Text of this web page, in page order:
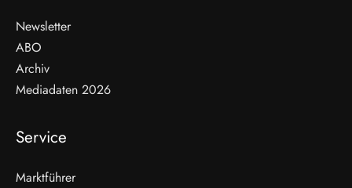
Newsletter
ABO
Archiv
Mediadaten 2026
Service
Marktführer